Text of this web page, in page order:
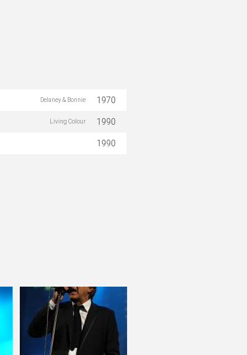
Delaney & Bonnie 1970
Living Colour 1990
1990